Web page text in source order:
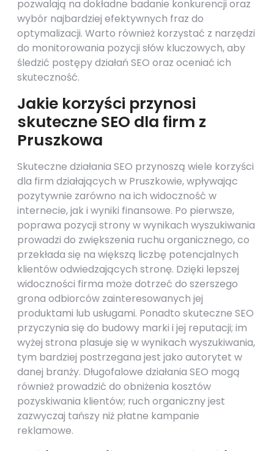
pozwalają na dokładne badanie konkurencji oraz
wybór najbardziej efektywnych fraz do
optymalizacji. Warto również korzystać z narzędzi
do monitorowania pozycji słów kluczowych, aby
śledzić postępy działań SEO oraz oceniać ich
skuteczność.
Jakie korzyści przynosi
skuteczne SEO dla firm z
Pruszkowa
Skuteczne działania SEO przynoszą wiele korzyści
dla firm działających w Pruszkowie, wpływając
pozytywnie zarówno na ich widoczność w
internecie, jak i wyniki finansowe. Po pierwsze,
poprawa pozycji strony w wynikach wyszukiwania
prowadzi do zwiększenia ruchu organicznego, co
przekłada się na większą liczbę potencjalnych
klientów odwiedzających stronę. Dzięki lepszej
widoczności firma może dotrzeć do szerszego
grona odbiorców zainteresowanych jej
produktami lub usługami. Ponadto skuteczne SEO
przyczynia się do budowy marki i jej reputacji; im
wyżej strona plasuje się w wynikach wyszukiwania,
tym bardziej postrzegana jest jako autorytet w
danej branży. Długofalowe działania SEO mogą
również prowadzić do obniżenia kosztów
pozyskiwania klientów; ruch organiczny jest
zazwyczaj tańszy niż płatne kampanie
reklamowe.